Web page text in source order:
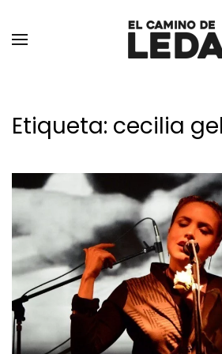
Ir al contenido principal
Etiqueta: cecilia